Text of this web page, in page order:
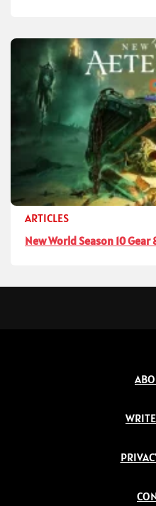
ARTICLES
New World Season 10 Gear